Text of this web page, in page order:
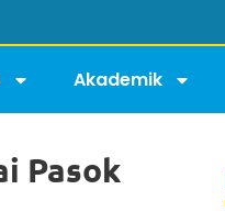
Akademik
Pasok